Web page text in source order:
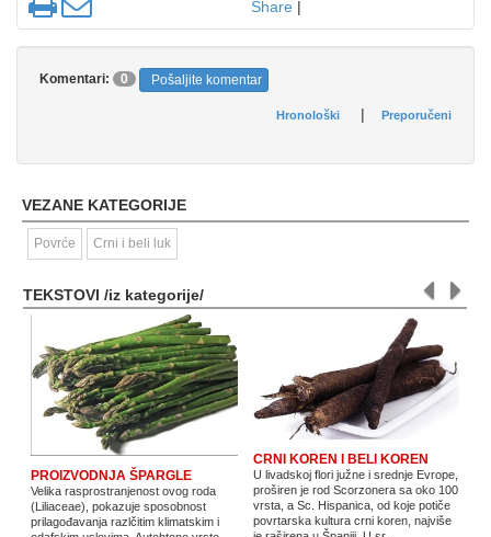
Share |
Komentari: 0 Pošaljite komentar
Preporučeni
Hronološki |
VEZANE KATEGORIJE
Povrće Crni i beli luk
TEKSTOVI /iz kategorije/
PROIZVODNJA ŠPARGLE
Velika rasprostranjenost ovog roda
(Liliaceae), pokazuje sposobnost
prilagođavanja razlčitim klimatskim i
CRNI KOREN I BELI KOREN
U livadskoj flori južne i srednje Evrope,
proširen je rod Scorzonera sa oko 100
vrsta, a Sc. Hispanica, od koje potiče
povrtarska kultura crni koren, najviše